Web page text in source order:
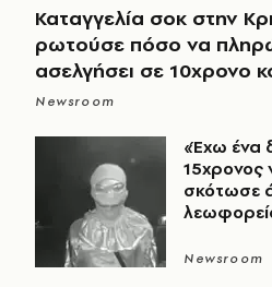
Καταγγελία σοκ στην
ρωτούσε πόσο να
ασελγήσει σε 10χρονο
Newsroom
«Έχω ένα
15χρονος
σκότωσε
Newsroom